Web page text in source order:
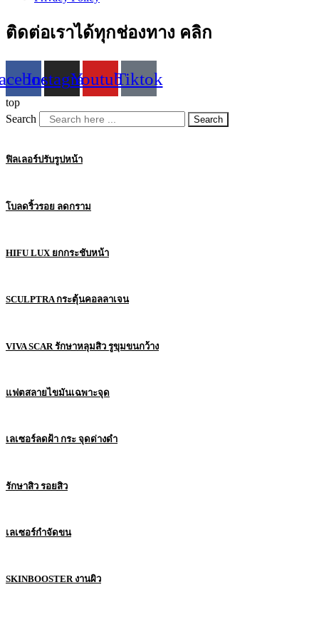
ติดต่อเราได้ทุกช่องทาง คลิก
InstagramYoutubeTiktok
top
Search
Search
ฟิลเลอร์ปรับรูปหน้า
โบลดริ้วรอย ลดกราม
HIFU LUX ยกกระชับหน้า
SCULPTRA กระตุ้นคอลลาเจน
VIVA SCAR รักษาหลุมสิว รูขุมขนกว้าง
แฟตสลายไขมันเฉพาะจุด
เลเซอร์ลดฝ้า กระ จุดด่างดำ
รักษาสิว รอยสิว
เลเซอร์กำจัดขน
SKINBOOSTER งานผิว